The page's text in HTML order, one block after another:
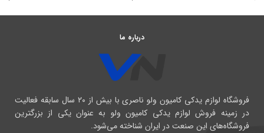
درباره ما
فروشگاه لوازم یدکی کامیون ولو ناصری با بیش از ۲۰ سال سابقه فعالیت
در زمینه فروش لوازم یدکی کامیون ولو به عنوان یکی از بزرگترین
فروشگاه‌های این صنعت در ایران شناخته می‌شود.